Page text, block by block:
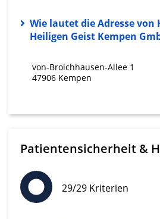
Wie lautet die Adresse von
Heiligen Geist Kempen
von-Broichhausen-Allee 1
47906 Kempen
Patientensicherheit &
29/29 Kriterien
Verwendung reduzierter Daten
von Werbeanzeigen
Werbung
Verwendung von Profilen zur
Messung der Werbeleistung